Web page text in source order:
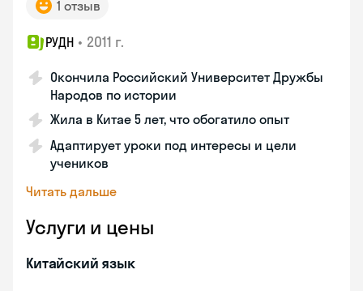
1 отзыв
РУДН • 2011 г.
Окончила Российский Университет Дружбы
Народов по истории
Жила в Китае 5 лет, что обогатило опыт
Адаптирует уроки под интересы и цели
учеников
Читать дальше
Услуги и цены
Китайский язык